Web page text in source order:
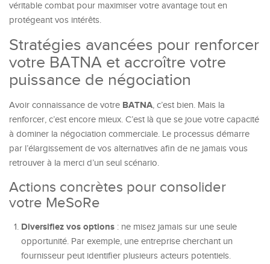
véritable combat pour maximiser votre avantage tout en
protégeant vos intérêts.
Stratégies avancées pour renforcer
votre BATNA et accroître votre
puissance de négociation
Avoir connaissance de votre BATNA, c’est bien. Mais la
renforcer, c’est encore mieux. C’est là que se joue votre capacité
à dominer la négociation commerciale. Le processus démarre
par l’élargissement de vos alternatives afin de ne jamais vous
retrouver à la merci d’un seul scénario.
Actions concrètes pour consolider
votre MeSoRe
Diversifiez vos options : ne misez jamais sur une seule
opportunité. Par exemple, une entreprise cherchant un
fournisseur peut identifier plusieurs acteurs potentiels.